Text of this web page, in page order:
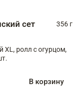
сет
356 г
XL, ролл с огурцом,
В корзину